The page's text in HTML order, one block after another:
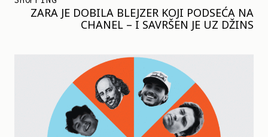
ZARA JE DOBILA BLEJZER KOJI PODSEĆA NA
CHANEL – I SAVRŠEN JE UZ DŽINS